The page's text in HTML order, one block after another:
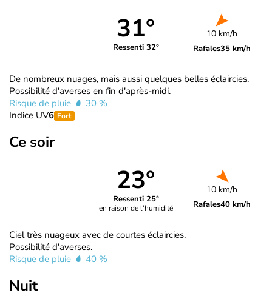
31°
Ressenti 32°
10 km/h
Rafales35 km/h
De nombreux nuages, mais aussi quelques belles éclaircies.
Possibilité d'averses en fin d'après-midi.
Risque de pluie
30 %
Indice UV6 Fort
Ce soir
23°
Ressenti 25°
en raison de l'humidité
10 km/h
Rafales40 km/h
Ciel très nuageux avec de courtes éclaircies.
Possibilité d'averses.
Risque de pluie
40 %
Nuit